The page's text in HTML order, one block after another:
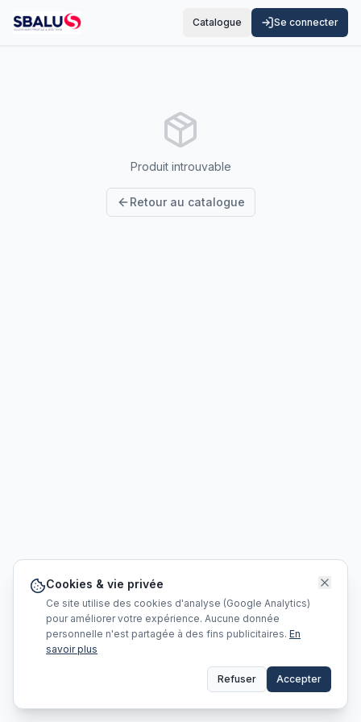
Catalogue Se connecter
Produit introuvable
Retour au catalogue
Cookies & vie privée
Ce site utilise des cookies d'analyse (Google Analytics)
pour améliorer votre expérience. Aucune donnée
personnelle n'est partagée à des fins publicitaires. En
savoir plus
Refuser Accepter